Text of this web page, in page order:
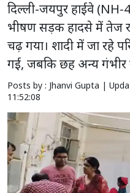
दिल्ली-जयपुर हाईवे (NH-
भीषण सड़क हादसे में तेज
चढ़ गया। शादी में जा रहे
गई, जबकि छह अन्य
Posts by : Jhanvi Gupta |
11:52:08